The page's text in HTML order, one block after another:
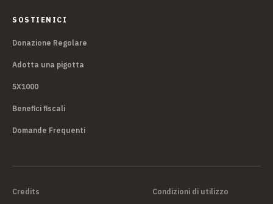
SOSTIENICI
Donazione Regolare
Adotta una pigotta
5X1000
Benefici fiscali
Domande Frequenti
Credits Condizioni di utilizzo